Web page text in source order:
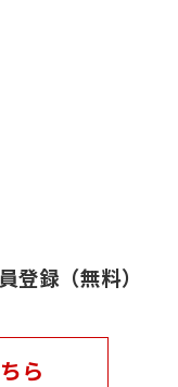
登録（無料）
ら